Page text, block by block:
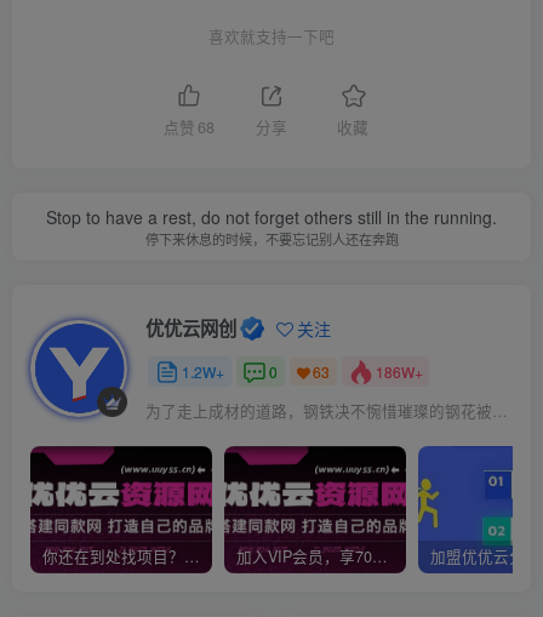
喜欢就支持一下吧
点赞 68 分享 收藏
Stop to have a rest, do not forget others still in the running.
停下来休息的时候，不要忘记别人还在奔跑
优优云网创 关注
1.2W+ 0 63 186W+
为了走上成材的道路，钢铁决不惋惜璀璨的钢花被遗弃
你还在到处找项目？还在当韭菜？我靠网创资源站一个月收入5万+，曾经我也是个失败者。 加入VIP会员，享70%的推广提成，免费学习多种网上创业课程，菜鸟秒变大神！